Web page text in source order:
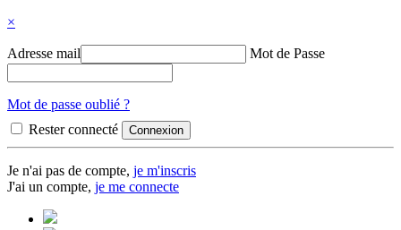
×
Adresse mail Mot de Passe
Mot de passe oublié ?
Rester connecté
Je n'ai pas de compte, je m'inscris
J'ai un compte, je me connecte